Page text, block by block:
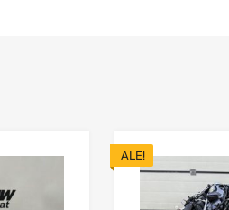
Lisää toivelistaan
ALE!